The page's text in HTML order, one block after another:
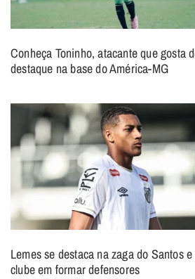
Conheça Toninho, atacante que gosta
destaque na base do América-MG
Lemes se destaca na zaga do Santos
clube em formar defensores